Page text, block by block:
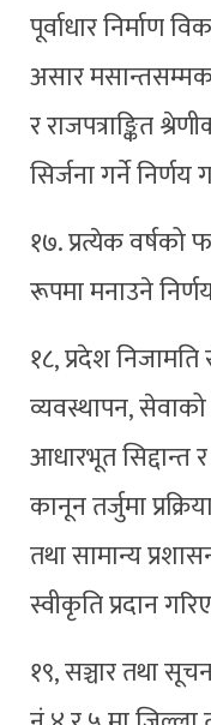
पूर्वाधार निर्माण
असार
र राजपत्राङ्कित
सिर्जना गर्ने निर्णय
१७. प्रत्येक वर्षको
रूपमा मनाउने
१८, प्रदेश
व्यवस्थापन, सेवाको
आधारभूत सिद्दान्त
कानून तर्जुमा
तथा सामान्य
स्वीकृति प्रदान
१९, सञ्चार तथा